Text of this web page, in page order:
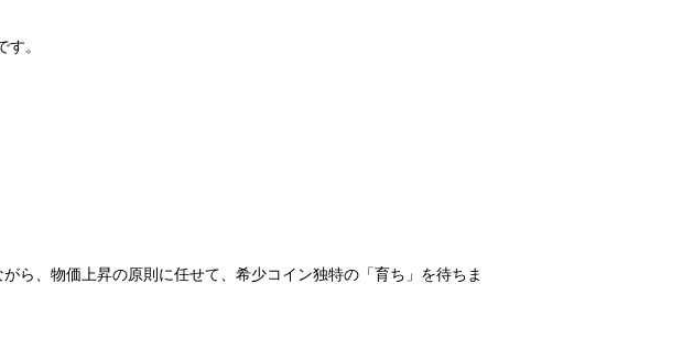
。
ら、物価上昇の原則に任せて、希少コイン独特の「育ち」を待ちま